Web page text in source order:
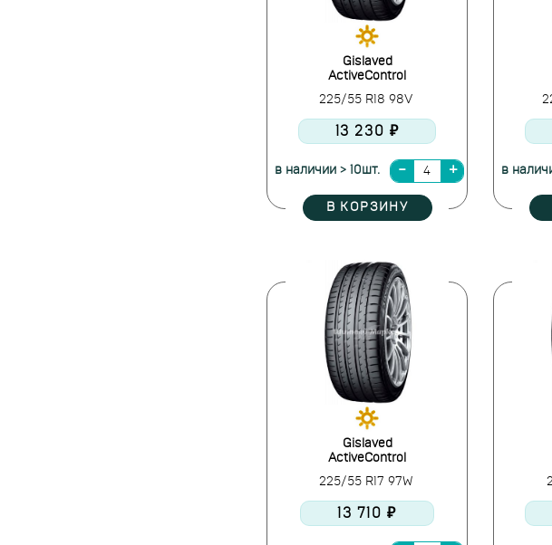
Gislaved
ActiveControl
225/55 R18 98V
13 230 ₽
в наличии > 10шт.
В КОРЗИНУ
в
Gislaved
ActiveControl
225/55 R17 97W
13 710 ₽